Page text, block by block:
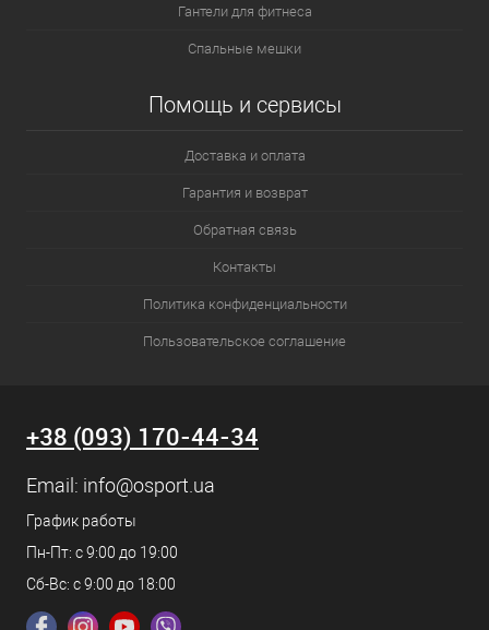
Гантели для фитнеса
Спальные мешки
Помощь и сервисы
Доставка и оплата
Гарантия и возврат
Обратная связь
Контакты
Политика конфиденциальности
Пользовательское соглашение
+38 (093) 170-44-34
Email: info@osport.ua
График работы
Пн-Пт: с 9:00 до 19:00
Сб-Вс: с 9:00 до 18:00